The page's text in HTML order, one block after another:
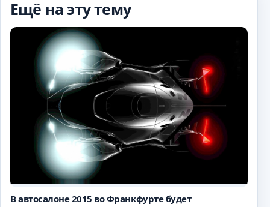
Ещё на эту тему
В автосалоне 2015 во Франкфурте будет